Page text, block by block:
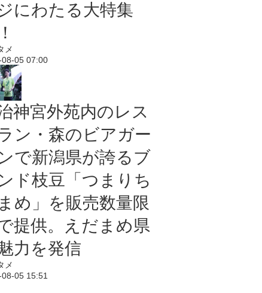
にわたる大特集
メ
08-05 07:00
神宮外苑内のレス
ン・森のビアガー
で新潟県が誇るブ
ド枝豆「つまりち
め」を販売数量限
提供。えだまめ県
力を発信
メ
05 15:51